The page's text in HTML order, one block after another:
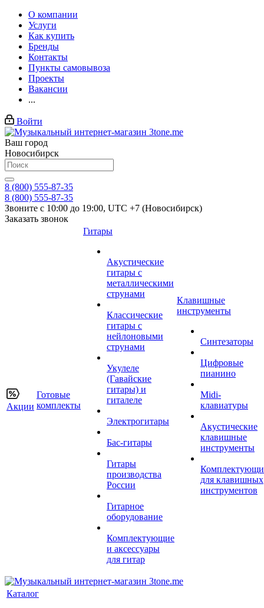
О компании
Услуги
Как купить
Бренды
Контакты
Пункты самовывоза
Проекты
Вакансии
...
Войти
Ваш город
Новосибирск
8 (800) 555-87-35
8 (800) 555-87-35
Звоните с 10:00 до 19:00, UTC +7 (Новосибирск)
Заказать звонок
Акции
Готовые
комплекты
Гитары
Акустические
гитары с
металлическими
струнами
Классические
гитары с
нейлоновыми
струнами
Укулеле
(Гавайские
гитары) и
гиталеле
Электрогитары
Бас-гитары
Гитары
производства
России
Гитарное
оборудование
Комплектующие
и аксессуары
для гитар
Клавишные
инструменты
Синтезаторы
Цифровые
пианино
Midi-
клавиатуры
Акустические
клавишные
инструменты
для клавишных
инструментов
Каталог